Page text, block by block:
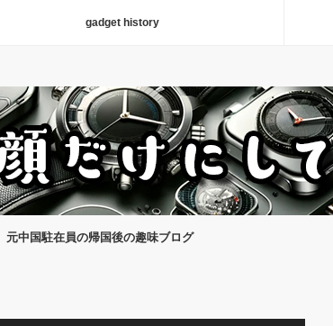
gadget history
元中国駐在員の帰国後の趣味ブログ